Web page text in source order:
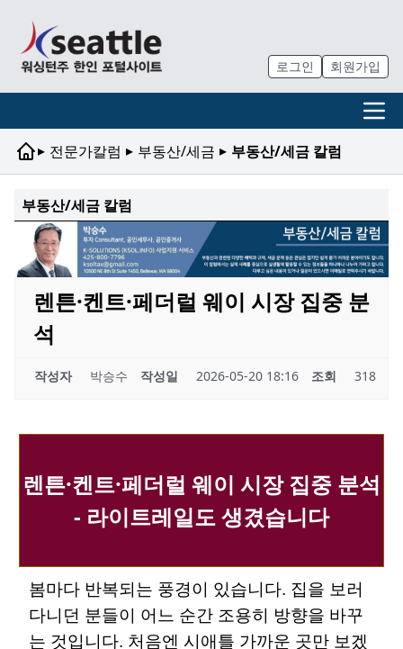
로그인 회원가입
▸ 전문가칼럼 ▸ 부동산/세금 ▸ 부동산/세금 칼럼
부동산/세금 칼럼
렌튼·켄트·페더럴 웨이 시장 집중 분
석
작성자 박승수 작성일 2026-05-20 18:16 조회 318
렌튼·켄트·페더럴 웨이 시장 집중 분석
- 라이트레일도 생겼습니다
봄마다 반복되는 풍경이 있습니다. 집을 보러
다니던 분들이 어느 순간 조용히 방향을 바꾸
는 것입니다. 처음엔 시애틀 가까운 곳만 보겠